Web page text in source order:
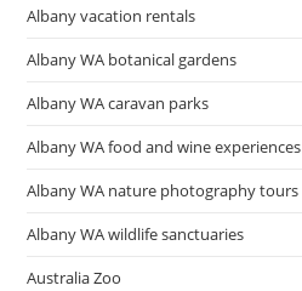
Albany vacation rentals
Albany WA botanical gardens
Albany WA caravan parks
Albany WA food and wine experiences
Albany WA nature photography tours
Albany WA wildlife sanctuaries
Australia Zoo